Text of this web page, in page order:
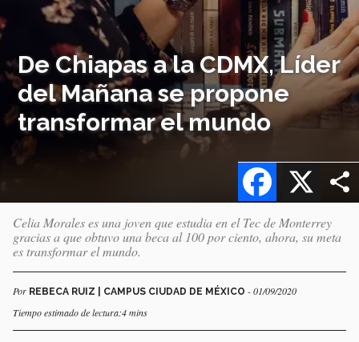
De Chiapas a la CDMX, Líder
del Mañana se propone
transformar el mundo
X
Facebook
Celia Morales es una joven que estudia en el Tec de Monterrey
gracias a que obtuvo una beca al 100 por ciento, ahora, su meta
es transformar el mundo.
Por REBECA RUIZ | CAMPUS CIUDAD DE MÉXICO - 01/09/2020
Tiempo estimado de lectura:4 mins